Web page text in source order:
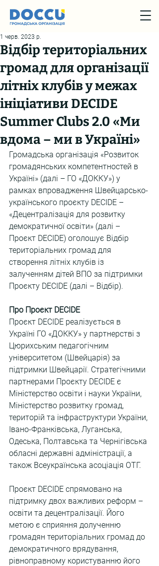
Відбір територіальних
громад для організації
літніх клубів у межах
ініціативи DECIDE
Summer Clubs 2.0 «Ми
вдома – ми в Україні»
1 черв. 2023 р.
Громадська організація «Розвиток
громадянських компетентностей в
Україні» (далі – ГО «ДОККУ») у
рамках впровадження Швейцарсько-
українського проєкту DECIDE –
«Децентралізація для розвитку
демократичної освіти» (далі –
Проєкт DECIDE) оголошує Відбір
територіальних громад для
створення літніх клубів із
залученням дітей ВПО за підтримки
Проєкту DECIDE (далі – Відбір).
Про Проєкт DECIDE
Проєкт DECIDE реалізується в
Україні ГО «ДОККУ» у партнерстві з
Цюрихським педагогічним
університетом (Швейцарія) за
підтримки Швейцарії. Стратегічними
партнерами Проєкту DECIDE є
Міністерство освіти і науки України,
Міністерство розвитку громад,
територій та інфраструктури України,
Івано-Франківська, Луганська,
Одеська, Полтавська та Чернігівська
обласні державні адміністрації, а
також Всеукраїнська асоціація ОТГ.
Проєкт DECIDE спрямовано на
підтримку двох важливих реформ –
освіти та децентралізації. Його
метою є сприяння долученню
громадян територіальних громад до
демократичного врядування,
рівноправному користуванню його